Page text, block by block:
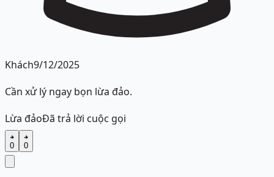
Khách9/12/2025
Cần xử lý ngay bọn lừa đảo.
Lừa đảoĐã trả lời cuộc gọi
0 0